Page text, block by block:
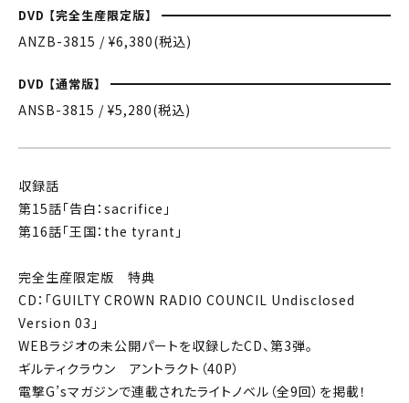
DVD 【完全生産限定版】
ANZB-3815 / ¥6,380(税込)
DVD 【通常版】
ANSB-3815 / ¥5,280(税込)
収録話
第15話「告白：sacrifice」
第16話「王国：the tyrant」
完全生産限定版 特典
CD：「GUILTY CROWN RADIO COUNCIL Undisclosed
Version 03」
WEBラジオの未公開パートを収録したCD、第3弾。
ギルティクラウン アントラクト（40P）
電撃G’sマガジンで連載されたライトノベル（全9回）を掲載！